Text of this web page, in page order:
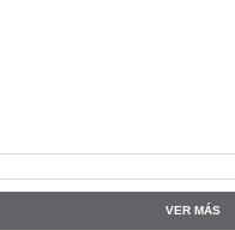
VER MÁS